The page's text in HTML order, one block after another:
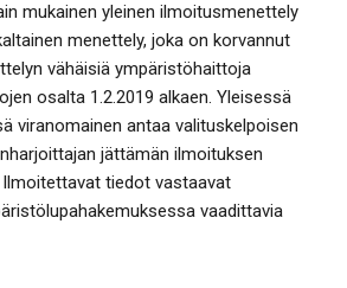
mukainen yleinen ilmoitusmenettely
menettely, joka on korvannut
vähäisiä ympäristöhaittoja
osalta 1.2.2019 alkaen. Yleisessä
viranomainen antaa valituskelpoisen
jättämän ilmoituksen
tiedot vastaavat
vaadittavia